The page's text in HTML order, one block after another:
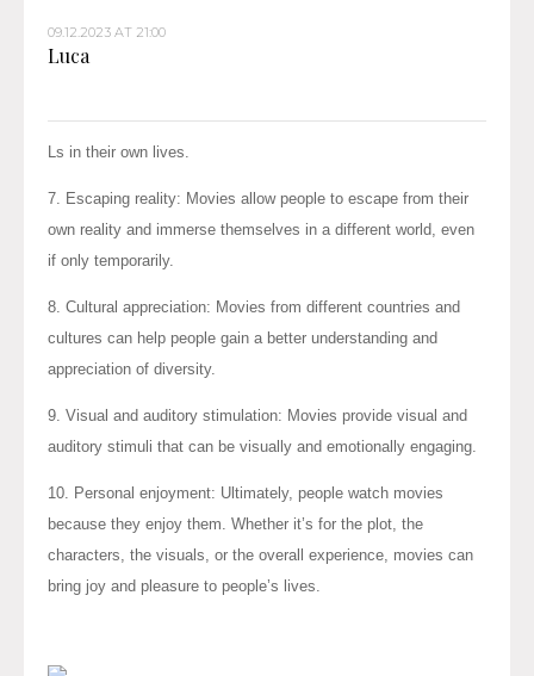
09.12.2023 AT 21:00
Luca
Ls in their own lives.
7. Escaping reality: Movies allow people to escape from their
own reality and immerse themselves in a different world, even
if only temporarily.
8. Cultural appreciation: Movies from different countries and
cultures can help people gain a better understanding and
appreciation of diversity.
9. Visual and auditory stimulation: Movies provide visual and
auditory stimuli that can be visually and emotionally engaging.
10. Personal enjoyment: Ultimately, people watch movies
because they enjoy them. Whether it’s for the plot, the
characters, the visuals, or the overall experience, movies can
bring joy and pleasure to people’s lives.